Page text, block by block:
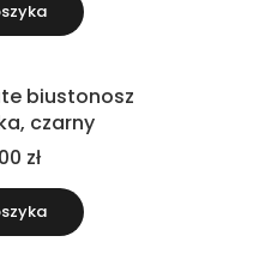
biustonosz
czarny
zł